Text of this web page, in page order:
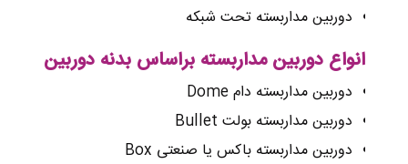
دوربین مداربسته تحت شبکه
انواع دوربین مداربسته براساس بدنه دوربین
دوربین مداربسته دام Dome
دوربین مداربسته بولت Bullet
دوربین مداربسته باکس یا صنعتی Box